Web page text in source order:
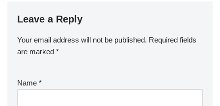
Leave a Reply
Your email address will not be published. Required fields
are marked *
Name *